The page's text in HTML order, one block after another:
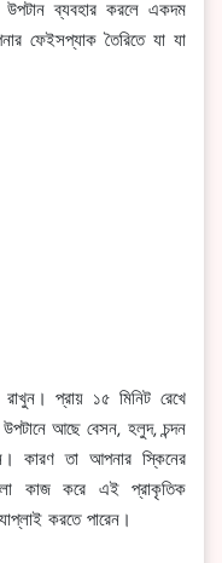
ব্যবহার করলে একদম
ফেইসপ্যাক তৈরিতে যা যা
প্রায় ১৫ মিনিট রেখে
আছে বেসন, হলুদ, চন্দন
কারণ তা আপনার স্কিনের
কাজ করে এই প্রাকৃতিক
করতে পারেন।